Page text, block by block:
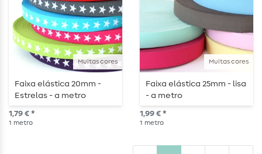
Muitas cores
Faixa elástica 20mm -
Estrelas - a metro
1,79 € *
1 metro
Muitas cores
Faixa elástica 25mm - lisa
- a metro
1,99 € *
1 metro